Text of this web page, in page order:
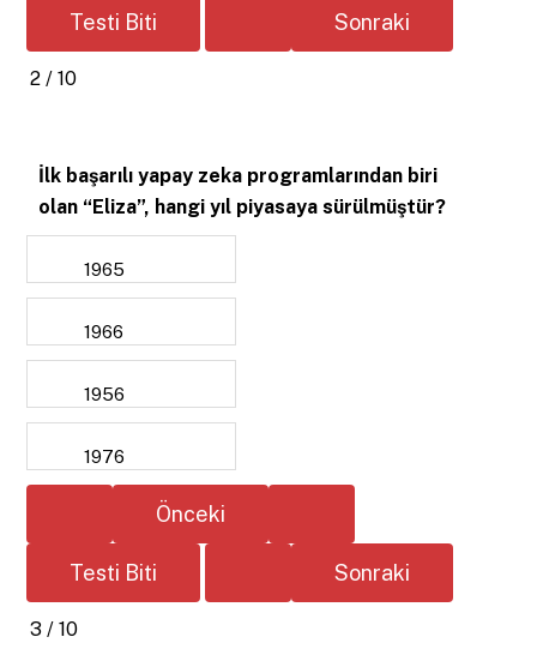
2 / 10
İlk başarılı yapay zeka programlarından biri
olan “Eliza”, hangi yıl piyasaya sürülmüştür?
1965
1966
1956
1976
3 / 10